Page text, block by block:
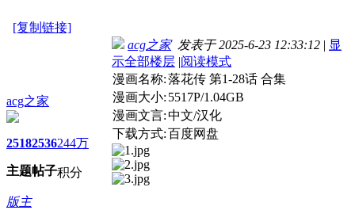
[复制链接]
acg之家
2518
主题
2536
帖子
244万
积分
版主
acg之家发表于 2025-6-23 12:33:12 | 显
示全部楼层 |阅读模式
漫画名称:落花传 第1-28话 合集
漫画大小: 5517P/1.04GB
漫画文言:中文/汉化
下载方式:百度网盘